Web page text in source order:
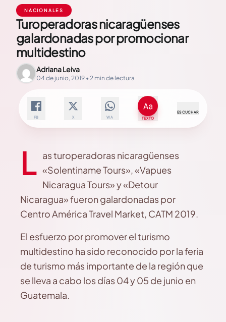
NACIONALES
Turoperadoras nicaragüenses
galardonadas por promocionar
multidestino
Adriana Leiva
04 de junio, 2019 • 2 min de lectura
FB X WA TEXTO
ESCUCHAR
L as turoperadoras nicaragüenses
«Solentiname Tours», «Vapues
Nicaragua Tours» y «Detour
Nicaragua» fueron galardonadas por
Centro América Travel Market, CATM 2019.
El esfuerzo por promover el turismo
multidestino ha sido reconocido por la feria
de turismo más importante de la región que
se lleva a cabo los días 04 y 05 de junio en
Guatemala.